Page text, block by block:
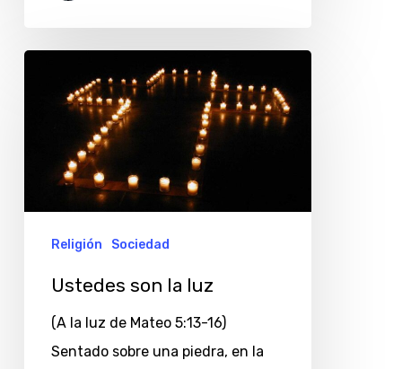
Religión Sociedad
Ustedes son la luz
(A la luz de Mateo 5:13-16)
Sentado sobre una piedra, en la